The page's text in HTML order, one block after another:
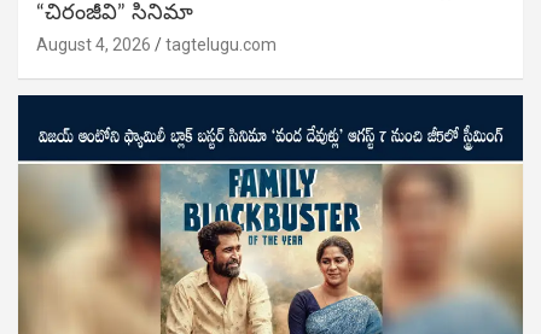
“చిరంజీవి” సినిమా
August 4, 2026 tagtelugu.com